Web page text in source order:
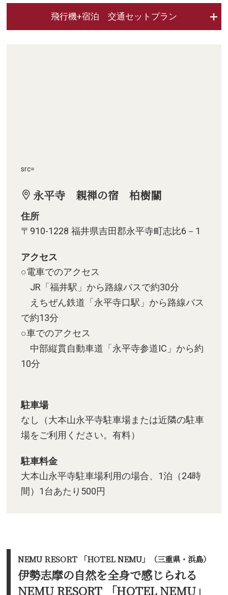
飛行機+宿泊 交通セットプラン
src=
永平寺 親禅の宿 柏樹關
住所
〒910-1228 福井県吉田郡永平寺町志比6－1
アクセス
○電車でのアクセス
JR「福井駅」から路線バスで約30分
えちぜん鉄道「永平寺口駅」から路線バス
で約13分
○車でのアクセス
中部縦貫自動車道「永平寺参道IC」から約
10分
駐車場
なし（大本山永平寺駐車場または近隣の駐車
場をご利用ください。有料）
駐車料金
大本山永平寺駐車場利用の場合、1泊（24時
間）1台あたり500円
NEMU RESORT 「HOTEL NEMU」（三重県・浜島）
伊勢志摩の自然を全身で感じられる
NEMU RESORT 「HOTEL NEMU」